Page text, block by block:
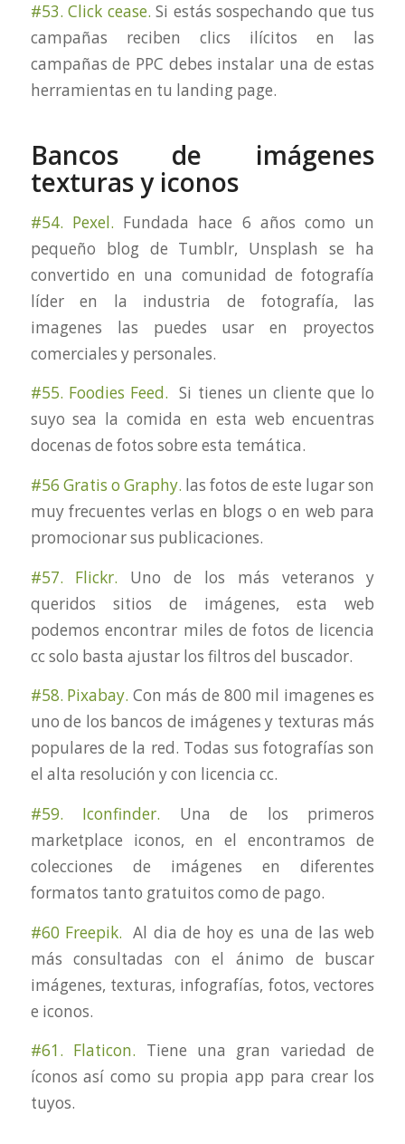
#53. Click cease. Si estás sospechando que tus
campañas reciben clics ilícitos en las
campañas de PPC debes instalar una de estas
herramientas en tu landing page.
Bancos de imágenes
texturas y iconos
#54. Pexel. Fundada hace 6 años como un
pequeño blog de Tumblr, Unsplash se ha
convertido en una comunidad de fotografía
líder en la industria de fotografía, las
imagenes las puedes usar en proyectos
comerciales y personales.
#55. Foodies Feed. Si tienes un cliente que lo
suyo sea la comida en esta web encuentras
docenas de fotos sobre esta temática.
#56 Gratis o Graphy. las fotos de este lugar son
muy frecuentes verlas en blogs o en web para
promocionar sus publicaciones.
#57. Flickr. Uno de los más veteranos y
queridos sitios de imágenes, esta web
podemos encontrar miles de fotos de licencia
cc solo basta ajustar los filtros del buscador.
#58. Pixabay. Con más de 800 mil imagenes es
uno de los bancos de imágenes y texturas más
populares de la red. Todas sus fotografías son
el alta resolución y con licencia cc.
#59. Iconfinder. Una de los primeros
marketplace iconos, en el encontramos de
colecciones de imágenes en diferentes
formatos tanto gratuitos como de pago.
#60 Freepik. Al dia de hoy es una de las web
más consultadas con el ánimo de buscar
imágenes, texturas, infografías, fotos, vectores
e iconos.
#61. Flaticon. Tiene una gran variedad de
íconos así como su propia app para crear los
tuyos.